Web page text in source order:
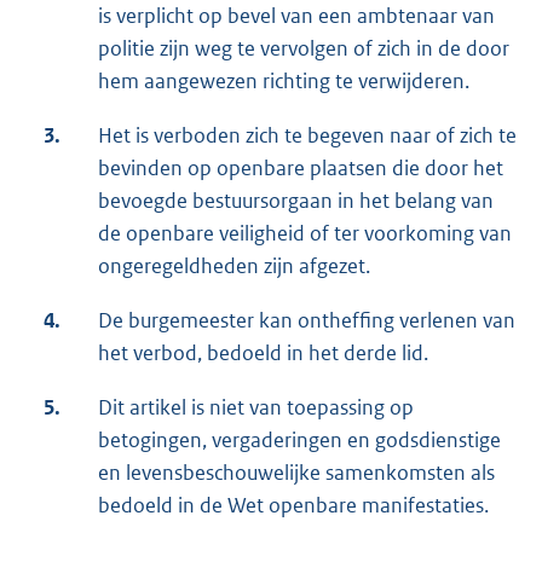
is verplicht op bevel van een ambtenaar van
politie zijn weg te vervolgen of zich in de door
hem aangewezen richting te verwijderen.
3.
Het is verboden zich te begeven naar of zich te
bevinden op openbare plaatsen die door het
bevoegde bestuursorgaan in het belang van
de openbare veiligheid of ter voorkoming van
ongeregeldheden zijn afgezet.
4.
De burgemeester kan ontheffing verlenen van
het verbod, bedoeld in het derde lid.
5.
Dit artikel is niet van toepassing op
betogingen, vergaderingen en godsdienstige
en levensbeschouwelijke samenkomsten als
bedoeld in de Wet openbare manifestaties.